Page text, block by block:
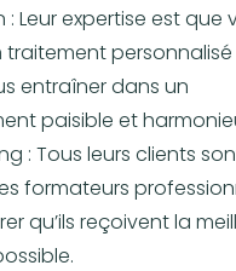
: Leur expertise est que
traitement
entraîner dans un
paisible et
: Tous leurs clients
formateurs
qu’ils reçoivent la